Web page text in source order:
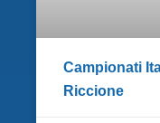
Campionati
Riccione